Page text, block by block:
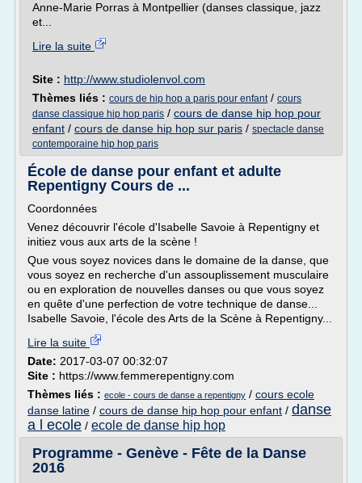
Anne-Marie Porras à Montpellier (danses classique, jazz
et...
Lire la suite
Site : http://www.studiolenvol.com
Thèmes liés : cours de hip hop a paris pour enfant/ cours
danse classique hip hop paris / cours de danse hip hop pour
enfant / cours de danse hip hop sur paris / spectacle danse
contemporaine hip hop paris
École de danse pour enfant et adulte
Repentigny Cours de ...
Coordonnées
Venez découvrir l'école d'Isabelle Savoie à Repentigny et
initiez vous aux arts de la scène !
Que vous soyez novices dans le domaine de la danse, que
vous soyez en recherche d'un assouplissement musculaire
ou en exploration de nouvelles danses ou que vous soyez
en quête d'une perfection de votre technique de danse...
Isabelle Savoie, l'école des Arts de la Scène à Repentigny...
Lire la suite
Date: 2017-03-07 00:32:07
Site : https://www.femmerepentigny.com
Thèmes liés : ecole - cours de danse a repentigny / cours ecole
danse latine / cours de danse hip hop pour enfant / danse
a l ecole / ecole de danse hip hop
Programme - Genève - Fête de la Danse
2016